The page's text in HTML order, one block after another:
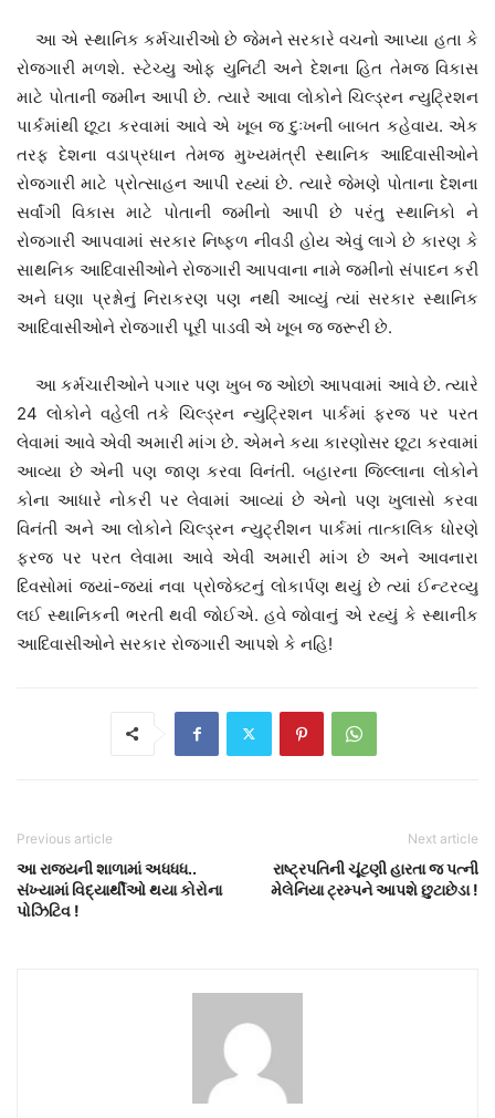
આ એ સ્થાનિક કર્મચારીઓ છે જેમને સરકારે વચનો આપ્યા હતા કે
રોજગારી મળશે. સ્ટેચ્યુ ઓફ યુનિટી અને દેશના હિત તેમજ વિકાસ
માટે પોતાની જમીન આપી છે. ત્યારે આવા લોકોને ચિલ્ડ્રન ન્યુટ્રિશન
પાર્કમાંથી છૂટા કરવામાં આવે એ ખૂબ જ દુઃખની બાબત કહેવાય. એક
તરફ દેશના વડાપ્રધાન તેમજ મુખ્યમંત્રી સ્થાનિક આદિવાસીઓને
રોજગારી માટે પ્રોત્સાહન આપી રહ્યાં છે. ત્યારે જેમણે પોતાના દેશના
સર્વાંગી વિકાસ માટે પોતાની જમીનો આપી છે પરંતુ સ્થાનિકો ને
રોજગારી આપવામાં સરકાર નિષ્ફળ નીવડી હોય એવું લાગે છે કારણ કે
સાથનિક આદિવાસીઓને રોજગારી આપવાના નામે જમીનો સંપાદન કરી
અને ઘણા પ્રશ્નોનું નિરાકરણ પણ નથી આવ્યું ત્યાં સરકાર સ્થાનિક
આદિવાસીઓને રોજગારી પૂરી પાડવી એ ખૂબ જ જરૂરી છે.
આ કર્મચારીઓને પગાર પણ ખુબ જ ઓછો આપવામાં આવે છે. ત્યારે
24 લોકોને વહેલી તકે ચિલ્ડ્રન ન્યુટ્રિશન પાર્કમાં ફરજ પર પરત
લેવામાં આવે એવી અમારી માંગ છે. એમને કયા કારણોસર છૂટા કરવામાં
આવ્યા છે એની પણ જાણ કરવા વિનંતી. બહારના જિલ્લાના લોકોને
કોના આધારે નોકરી પર લેવામાં આવ્યાં છે એનો પણ ખુલાસો કરવા
વિનંતી અને આ લોકોને ચિલ્ડ્રન ન્યુટ્રીશન પાર્કમાં તાત્કાલિક ધોરણે
ફરજ પર પરત લેવામા આવે એવી અમારી માંગ છે અને આવનારા
દિવસોમાં જ્યાં-જ્યાં નવા પ્રોજેક્ટનું લોકાર્પણ થયું છે ત્યાં ઈન્ટરવ્યુ
લઈ સ્થાનિકની ભરતી થવી જોઈએ. હવે જોવાનું એ રહ્યું કે સ્થાનીક
આદિવાસીઓને સરકાર રોજગારી આપશે કે નહિ!
Previous article
આ રાજ્યની શાળામાં અધધધ..
સંખ્યામાં વિદ્યાર્થીઓ થયા કોરોના
પોઝિટિવ !
Next article
રાષ્ટ્રપતિની ચૂંટણી હારતા જ પત્ની
મેલેનિયા ટ્રમ્પને આપશે છુટાછેડા !